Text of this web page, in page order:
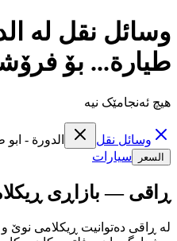
وسائل نقل لە
طيارة... بۆ
هیچ ئەنجامێک نیە
وسائل نقل الدورة - ابو
السعر سيارات
ڕاقی — بازاڕی
لە ڕاقی دەتوانیت ڕیکلامی نوێ و